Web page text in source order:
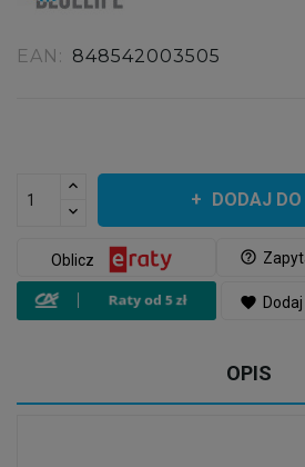
EAN: 848542003505
DODAJ
help_outline
Oblicz
favorite
OPIS